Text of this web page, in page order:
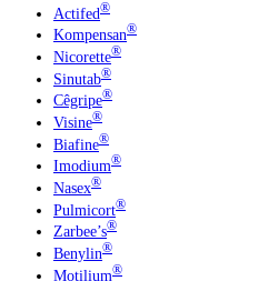
Actifed®
Kompensan®
Nicorette®
Sinutab®
Cêgripe®
Visine®
Biafine®
Imodium®
Nasex®
Pulmicort®
Zarbee’s®
Benylin®
Motilium®